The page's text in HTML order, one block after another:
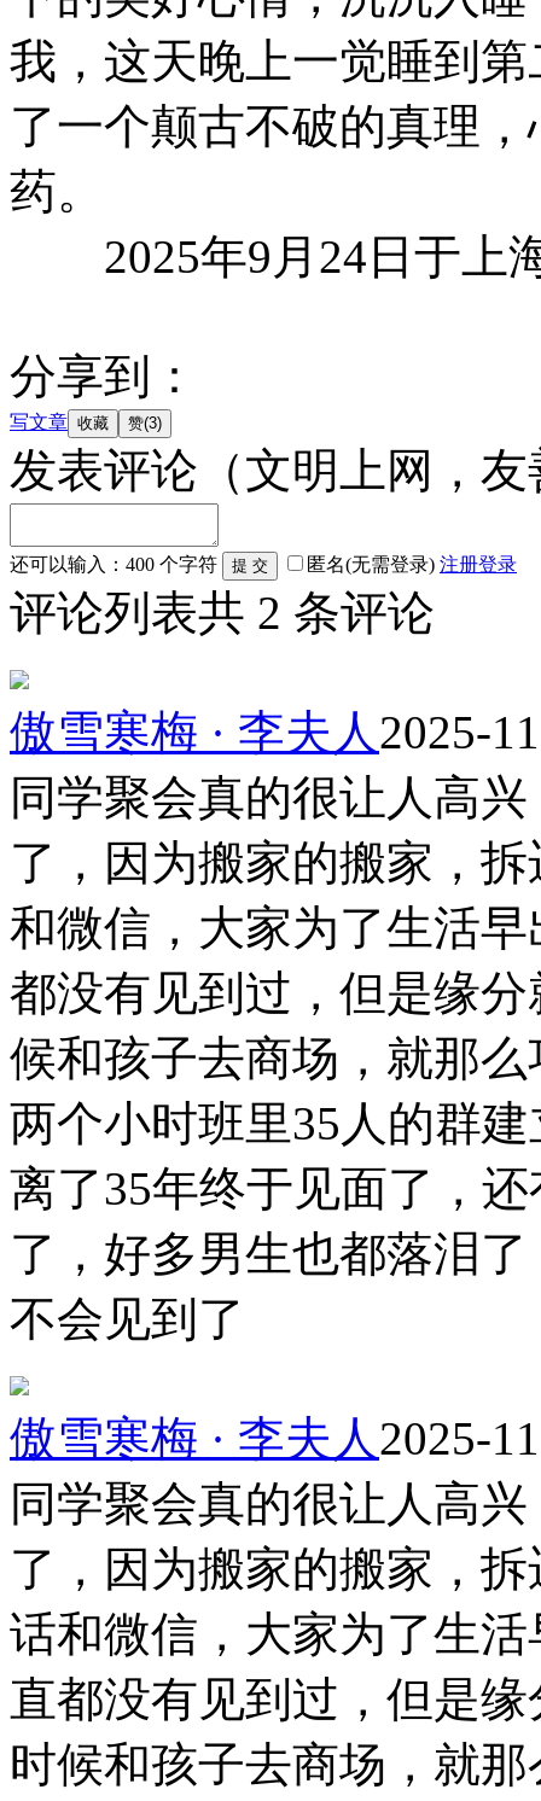
我，这天晚上一觉睡到
了一个颠古不破的真理
药。
2025年9月24日于上
分享到：
写文章
发表评论 （文明上网，
还可以输入： 400 个字符 匿名(无需登录) 注册登录
评论列表共 2 条评论
傲雪寒梅 · 李夫人2025-
同学聚会真的很让人高
了，因为搬家的搬家，
和微信，大家为了生活
都没有见到过，但是缘
候和孩子去商场，就那
两个小时班里35人的群
离了35年终于见面了，
了，好多男生也都落泪
不会见到了
傲雪寒梅 · 李夫人2025-
同学聚会真的很让人高
了，因为搬家的搬家，
话和微信，大家为了生
直都没有见到过，但是
时候和孩子去商场，就